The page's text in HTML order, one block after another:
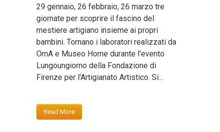
29 gennaio, 26 febbraio, 26 marzo tre
giornate per scoprire il fascino del
mestiere artigiano insieme ai propri
bambini. Tornano i laboratori realizzati da
OmA e Museo Horne durante l'evento
Lungoungiorno della Fondazione di
Firenze per l'Artigianato Artistico. Si...
Read More